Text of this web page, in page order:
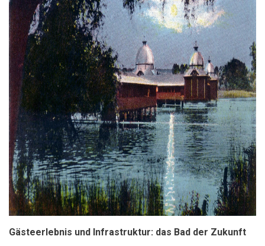
Gästeerlebnis und Infrastruktur: das Bad der Zukunft